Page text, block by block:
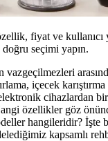
fiyat ve kullanıcı
doğru seçimi yapın.
vazgeçilmezleri
içecek karıştırma
cihazlardan
özellikler göz
hangileridir? İşte
kapsamlı